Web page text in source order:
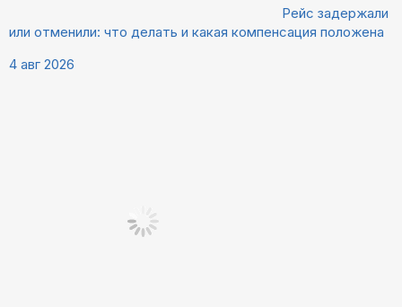
Рейс задержали
или отменили: что делать и какая компенсация положена
4 авг 2026